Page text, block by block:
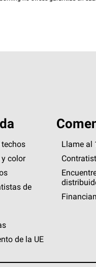
techos
y color
de
de la UE
Llame al